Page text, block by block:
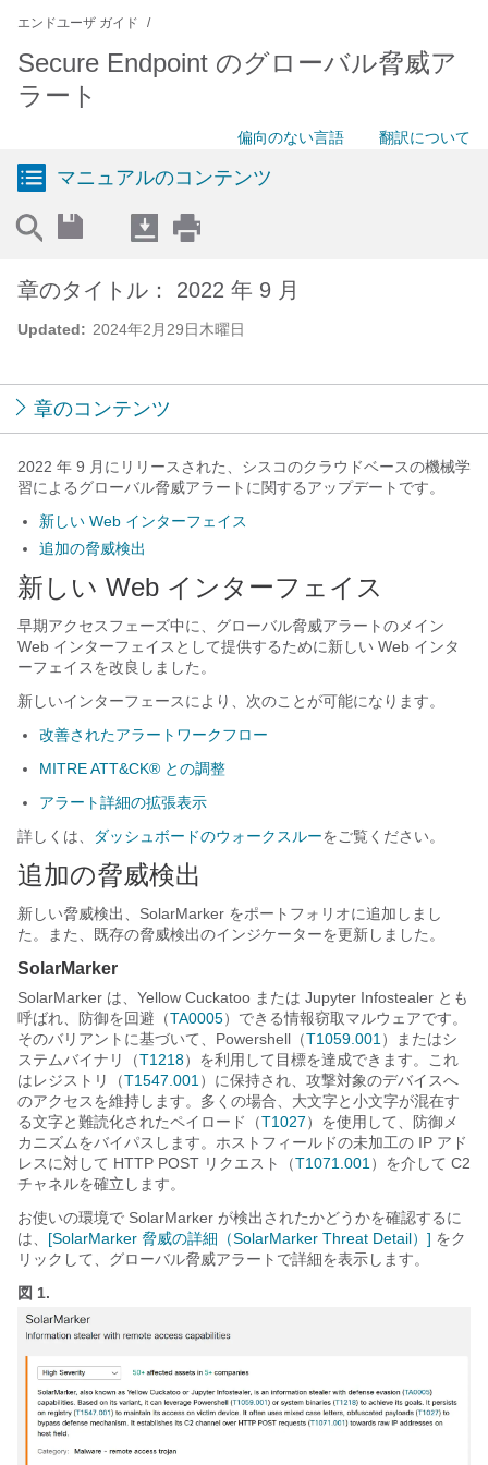
エンドユーザ ガイド
Secure Endpoint のグローバル脅威ア
ラート
偏向のない言語 翻訳について
マニュアルのコンテンツ
Updated: 2024年2月29日木曜日
章のタイトル： 2022 年 9 月
章のコンテンツ
2022 年 9 月にリリースされた、シスコのクラウドベースの機械学
習によるグローバル脅威アラートに関するアップデートです。
新しい Web インターフェイス
追加の脅威検出
新しい Web インターフェイス
早期アクセスフェーズ中に、グローバル脅威アラートのメイン
Web インターフェイスとして提供するために新しい Web インタ
ーフェイスを改良しました。
新しいインターフェースにより、次のことが可能になります。
改善されたアラートワークフロー
MITRE ATT&CK® との調整
アラート詳細の拡張表示
詳しくは、
ダッシュボードのウォークスルーをご覧ください。
追加の脅威検出
新しい脅威検出、SolarMarker をポートフォリオに追加しまし
た。また、既存の脅威検出のインジケーターを更新しました。
SolarMarker
SolarMarker は、Yellow Cuckatoo または Jupyter Infostealer とも
呼ばれ、防御を回避（TA0005）できる情報窃取マルウェアです。
そのバリアントに基づいて、Powershell（T1059.001 ）またはシ
ステムバイナリ（T1218）を利用して目標を達成できます。これ
はレジストリ（T1547.001 ）に保持され、攻撃対象のデバイスへ
のアクセスを維持します。多くの場合、大文字と小文字が混在す
る文字と難読化されたペイロード（T1027）を使用して、防御メ
カニズムをバイパスします。ホストフィールドの未加工の IP アド
レスに対して HTTP POST リクエスト（T1071.001 ）を介して C2
チャネルを確立します。
お使いの環境で SolarMarker が検出されたかどうかを確認するに
は、 [SolarMarker 脅威の詳細（SolarMarker Threat Detail）] をク
リックして、グローバル脅威アラートで詳細を表示します。
図 1.